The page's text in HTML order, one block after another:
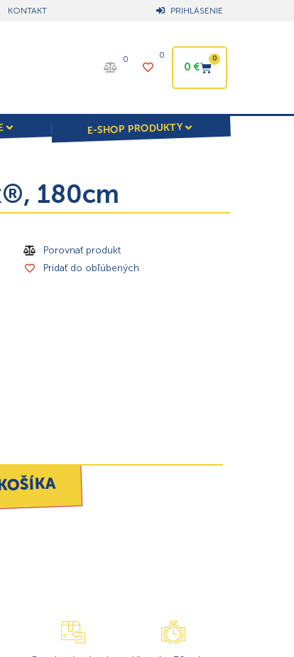
KONTAKT PRIHLÁSENIE
0 0
0€
0
E-SHOP PRODUKTY
180cm
Porovnať produkt
Pridať do obľúbených